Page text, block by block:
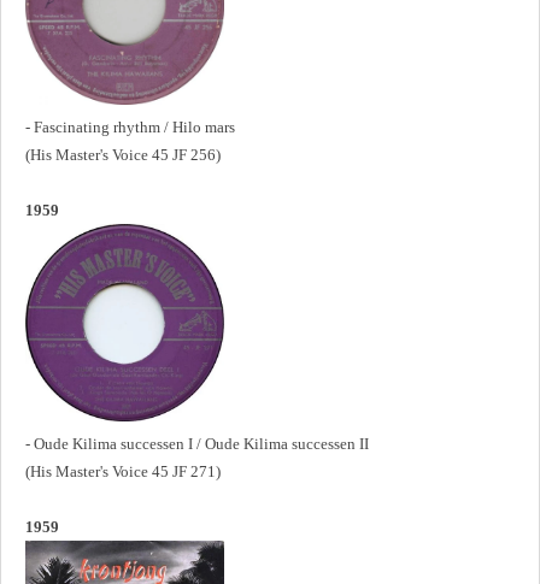
- Fascinating rhythm / Hilo mars
(His Master's Voice 45 JF 256)
1959
- Oude Kilima successen I / Oude Kilima successen II
(His Master's Voice 45 JF 271)
1959